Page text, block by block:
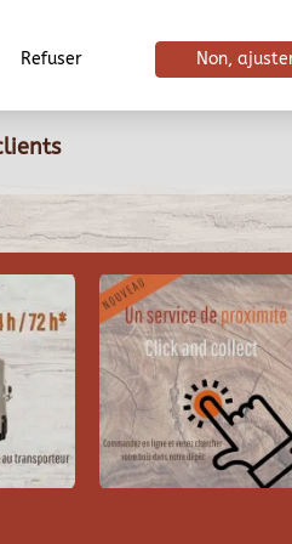
Refuser Non,